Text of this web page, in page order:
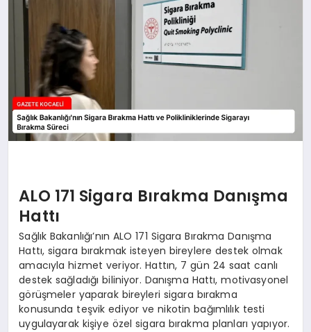
EĞITIM
ALO 171 Sigara Bırakma Danışma
Hattı
Sağlık Bakanlığı’nın ALO 171 Sigara Bırakma Danışma
Hattı, sigara bırakmak isteyen bireylere destek olmak
amacıyla hizmet veriyor. Hattın, 7 gün 24 saat canlı
destek sağladığı biliniyor. Danışma Hattı, motivasyonel
görüşmeler yaparak bireyleri sigara bırakma
konusunda teşvik ediyor ve nikotin bağımlılık testi
uygulayarak kişiye özel sigara bırakma planları yapıyor.